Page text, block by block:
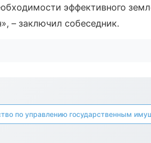
эффективного
– заключил собеседник.
по управлению государственным